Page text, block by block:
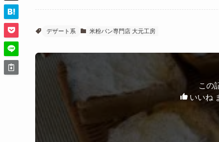
デザート系 米粉パン専門店 大元工房
この
いいね